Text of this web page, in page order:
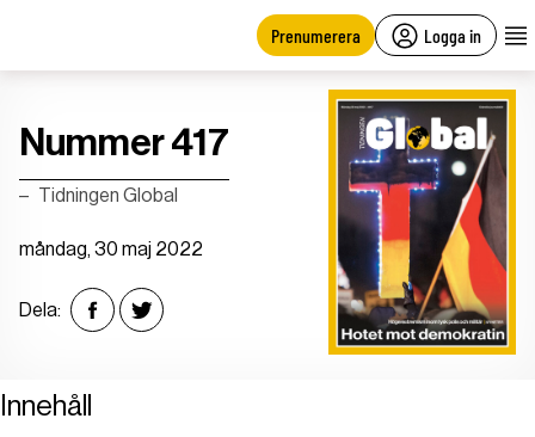
Prenumerera Logga in
Nummer 417
Tidningen Global
måndag, 30 maj 2022
Dela:
Innehåll